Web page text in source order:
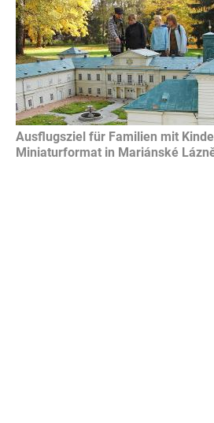
Ausflugsziel für Familien mit
Miniaturformat in Mariánské